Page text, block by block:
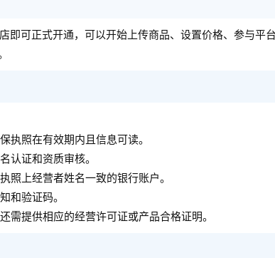
即可正式开通，可以开始上传商品、设置价格、参与平
执照在有效期内且信息可读。
认证和资质审核。
照上经营者姓名一致的银行账户。
和验证码。
需提供相应的经营许可证或产品合格证明。